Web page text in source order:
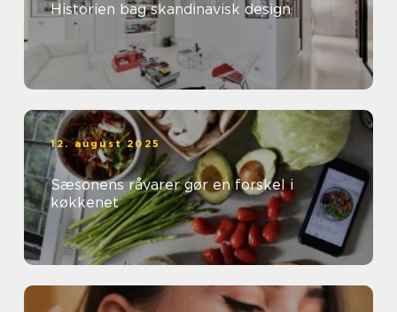
Historien bag skandinavisk design
12. august 2025
Sæsonens råvarer gør en forskel i
køkkenet